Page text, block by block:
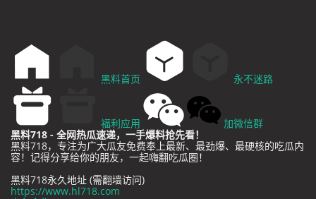
黑料首页 永不迷路
福利应用
加微信群
黑料718 - 全网热瓜速递，一手爆料抢先看！
黑料718，专注为广大瓜友免费奉上最新、最劲爆、最硬核的吃瓜内
容！记得分享给你的朋友，一起嗨翻吃瓜圈！
黑料718永久地址 (需翻墙访问)
https://www.hl718.com